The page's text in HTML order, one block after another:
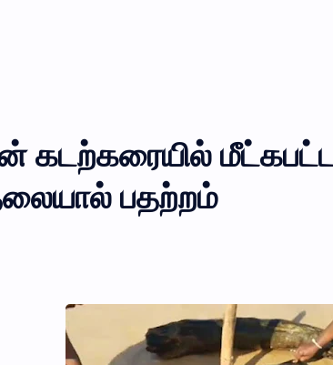
கடற்கரையில்
பதற்றம்